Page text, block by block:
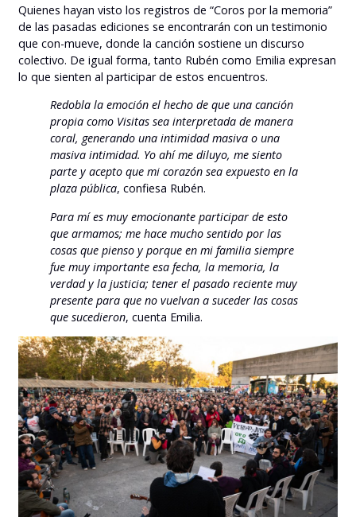
Quienes hayan visto los registros de “Coros por la memoria”
de las pasadas ediciones se encontrarán con un testimonio
que con-mueve, donde la canción sostiene un discurso
colectivo. De igual forma, tanto Rubén como Emilia expresan
lo que sienten al participar de estos encuentros.
Redobla la emoción el hecho de que una canción
propia como Visitas sea interpretada de manera
coral, generando una intimidad masiva o una
masiva intimidad. Yo ahí me diluyo, me siento
parte y acepto que mi corazón sea expuesto en la
plaza pública, confiesa Rubén.
Para mí es muy emocionante participar de esto
que armamos; me hace mucho sentido por las
cosas que pienso y porque en mi familia siempre
fue muy importante esa fecha, la memoria, la
verdad y la justicia; tener el pasado reciente muy
presente para que no vuelvan a suceder las cosas
que sucedieron, cuenta Emilia.